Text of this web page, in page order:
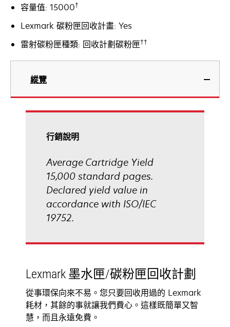
容量值: 15000†
Lexmark 碳粉匣回收計畫: Yes
雷射碳粉匣種類: 回收計劃碳粉匣††
縱覽
行銷說明
Average Cartridge Yield
15,000 standard pages.
Declared yield value in
accordance with ISO/IEC
19752.
Lexmark 墨水匣/碳粉匣回收計劃
從事環保向來不易。您只要回收用過的 Lexmark
耗材，其餘的事就讓我們費心。這樣既簡單又智
慧，而且永遠免費。